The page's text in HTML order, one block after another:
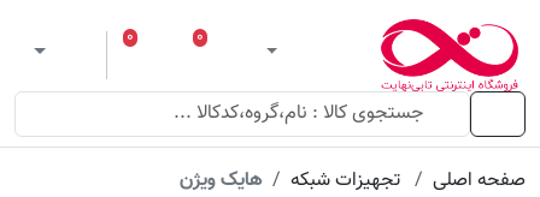
ورود لیست مورد علاقه
۰
سبد خرید
۰
منو
صفحه اصلی
تجهیزات شبکه هایک ویژن